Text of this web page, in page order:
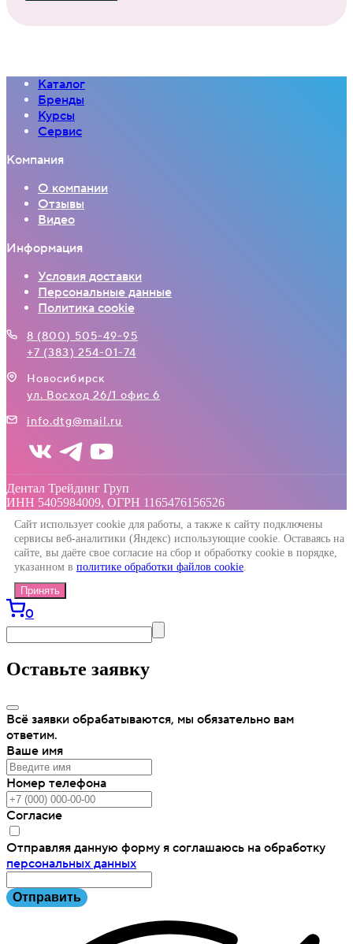
Каталог
Бренды
Курсы
Сервис
Компания
О компании
Отзывы
Видео
Информация
Условия доставки
Персональные данные
Политика cookie
8 (800) 505-49-95
+7 (383) 254-01-74
Новосибирск
ул. Восход 26/1 офис 6
info.dtg@mail.ru
Дентал Трейдинг Груп
ИНН 5405984009, ОГРН 1165476156526
Сайт использует cookie для работы, а также к сайту подключены
сервисы веб-аналитики (Яндекс) использующие cookie. Оставаясь на
сайте, вы даёте свое согласие на сбор и обработку cookie в порядке,
указанном в политике обработки файлов cookie.
Принять
0
Оставьте заявку
Всё заявки обрабатываются, мы обязательно вам
ответим.
Ваше имя
Номер телефона
Согласие
Отправляя данную форму я соглашаюсь на обработку
персональных данных
Отправить